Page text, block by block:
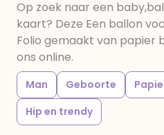
Op zoek naar een
kaart? Deze Een ballon
Folio gemaakt van papier
ons online.
Man Geboorte
Hip en trendy